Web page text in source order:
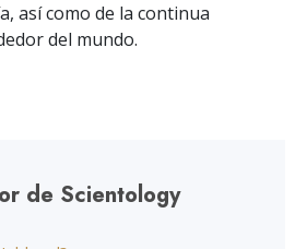
así como de la continua
del mundo.
de Scientology